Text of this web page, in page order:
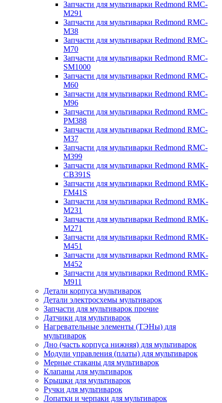
Запчасти для мультиварки Redmond RMC-
M291
Запчасти для мультиварки Redmond RMC-
M38
Запчасти для мультиварки Redmond RMC-
M70
Запчасти для мультиварки Redmond RMC-
SM1000
Запчасти для мультиварки Redmond RMC-
M60
Запчасти для мультиварки Redmond RMC-
M96
Запчасти для мультиварки Redmond RMC-
PM388
Запчасти для мультиварки Redmond RMC-
M37
Запчасти для мультиварки Redmond RMC-
M399
Запчасти для мультиварки Redmond RMK-
CB391S
Запчасти для мультиварки Redmond RMK-
FM41S
Запчасти для мультиварки Redmond RMK-
M231
Запчасти для мультиварки Redmond RMK-
M271
Запчасти для мультиварки Redmond RMK-
M451
Запчасти для мультиварки Redmond RMK-
M452
Запчасти для мультиварки Redmond RMK-
M911
Детали корпуса мультиварок
Детали электросхемы мультиварок
Запчасти для мультиварок прочие
Датчики для мультиварок
Нагревательные элементы (ТЭНы) для
мультиварок
Дно (часть корпуса нижняя) для мультиварок
Модули управления (платы) для мультиварок
Мерные стаканы для мультиварок
Клапаны для мультиварок
Крышки для мультиварок
Ручки для мультиварок
Лопатки и черпаки для мультиварок